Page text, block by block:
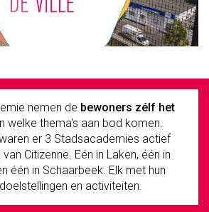
nemen de bewoners zélf het
welke thema's aan bod komen.
er 3 Stadsacademies actief
Citizenne. Eén in Laken, één in
één in Schaarbeek. Elk met hun
en activiteiten.